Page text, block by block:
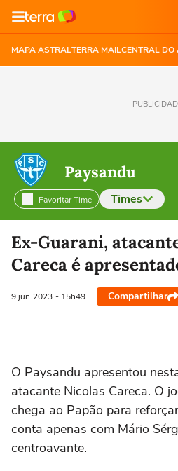
MAPA ASTRALTERRA MAILCENTRAL DO
Paysandu
Favoritar Time Times
Selecione o time para ver as
Ex-Guarani,
Careca é
9 jun 2023 - 15h49 Compartilhar
O Paysandu apresentou
atacante Nicolas Careca. O
chega ao Papão para
conta apenas com Mário
centroavante.